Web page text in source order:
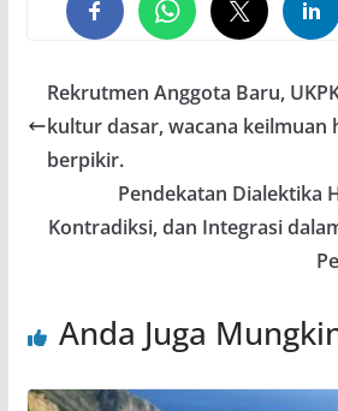
Rekrutmen Anggota Baru,
kultur dasar, wacana keilmuan
berpikir.
Pendekatan Dialektika
Kontradiksi, dan Integrasi
Anda Juga